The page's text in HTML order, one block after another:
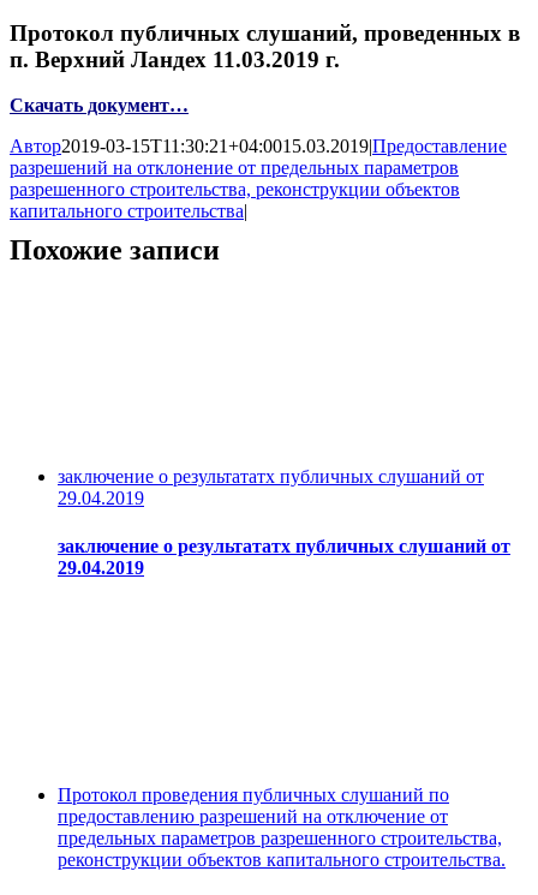
Протокол публичных слушаний, проведенных в
п. Верхний Ландех 11.03.2019 г.
Скачать документ…
Автор2019-03-15T11:30:21+04:0015.03.2019|Предоставление
разрешений на отклонение от предельных параметров
разрешенного строительства, реконструкции объектов
капитального строительства|
Похожие записи
заключение о результататх публичных слушаний от
29.04.2019
заключение о результататх публичных слушаний от
29.04.2019
Протокол проведения публичных слушаний по
предоставлению разрешений на отключение от
предельных параметров разрешенного строительства,
реконструкции объектов капитального строительства.